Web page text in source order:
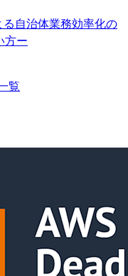
る自治体業務効率化の
方ー
覧